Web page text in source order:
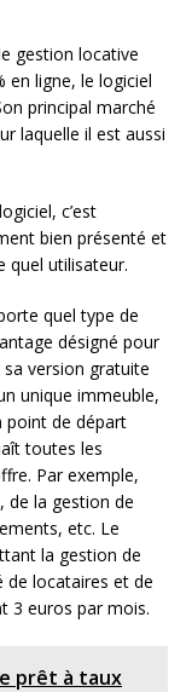
gestion locative
en ligne, le logiciel
principal marché
laquelle il est aussi
c’est
bien présenté et
quel utilisateur.
quel type de
désigné pour
version gratuite
unique immeuble,
point de départ
toutes les
Par exemple,
de la gestion de
etc. Le
la gestion de
de locataires et de
3 euros par mois.
prêt à taux